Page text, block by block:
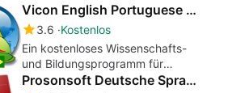
Vicon English Portuguese Dictionary
3.6 Kostenlos
Ein kostenloses Wissenschafts-
und Bildungsprogramm für
Windows
Prosonsoft Deutsche Sprache Alltag und Beruf A1